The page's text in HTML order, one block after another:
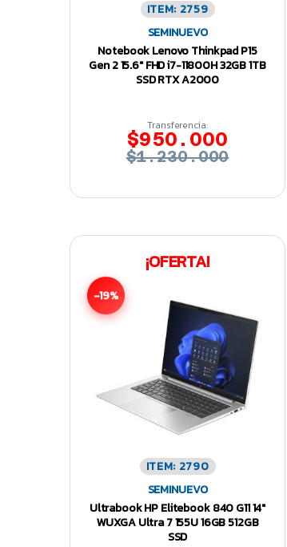
ITEM: 2759
SEMINUEVO
Notebook Lenovo Thinkpad P15
Gen 2 15.6″ FHD i7-11800H 32GB 1TB
SSD RTX A2000
Transferencia:
$950.000
$1.230.000
¡OFERTA!
-19%
ITEM: 2790
SEMINUEVO
Ultrabook HP Elitebook 840 G11 14″
WUXGA Ultra 7 155U 16GB 512GB
SSD